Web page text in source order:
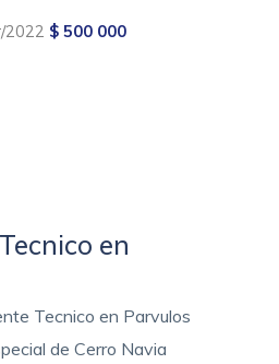
2022 $ 500 000
en
Tecnico en Parvulos
de Cerro Navia